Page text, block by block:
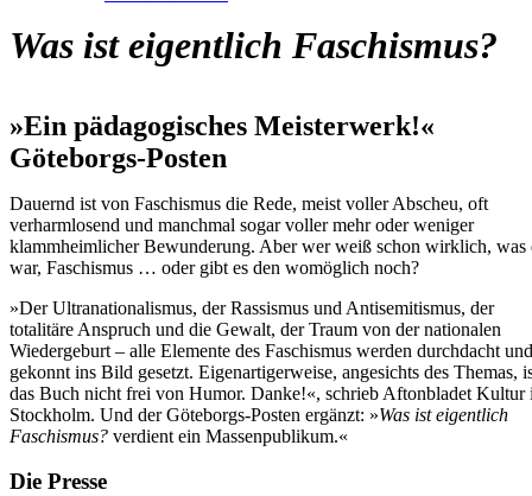
Was ist eigentlich Faschismus?
»Ein pädagogisches Meisterwerk!«
Göteborgs-Posten
Dauernd ist von Faschismus die Rede, meist voller Abscheu, oft
verharmlosend und manchmal sogar voller mehr oder weniger
klammheimlicher Bewunderung. Aber wer weiß schon wirklich, was
war, Faschismus … oder gibt es den womöglich noch?
»Der Ultranationalismus, der Rassismus und Antisemitismus, der
totalitäre Anspruch und die Gewalt, der Traum von der nationalen
Wiedergeburt – alle Elemente des Faschismus werden durchdacht und
gekonnt ins Bild gesetzt. Eigenartigerweise, angesichts des Themas,
das Buch nicht frei von Humor. Danke!«, schrieb Aftonbladet Kultur
Stockholm. Und der Göteborgs-Posten ergänzt: »Was ist eigentlich
Faschismus? verdient ein Massenpublikum.«
Die Presse